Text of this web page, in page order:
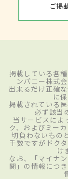
ご掲
掲載している各
ンパニー株式
出来るだけ正確
に
掲載されている
必ず該当
当サービスによ
ク、およびミー
切負わないもの
手数ですがドク
け
なお、「マイナ
関」の情報につ